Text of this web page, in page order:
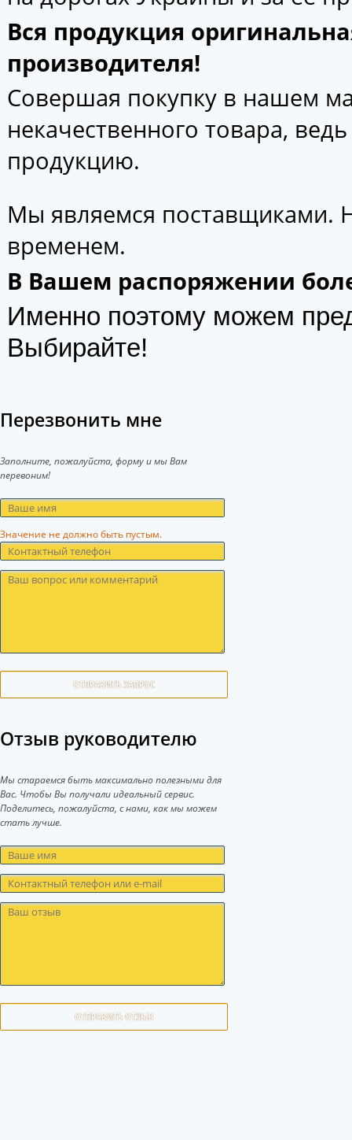
Вся продукция
производителя!
Совершая покупку в нашем
некачественного товара,
продукцию.
Мы являемся поставщиками.
временем.
В Вашем распоряжении
Именно поэтому можем
Выбирайте!
Перезвонить мне
Заполните, пожалуйста, форму и мы Вам
перевоним!
Значение не должно быть пустым.
ОТПРАВИТЬ ЗАПРОС
Отзыв руководителю
Мы стараемся быть максимально полезными для
Вас. Чтобы Вы получали идеальный сервис.
Поделитесь, пожалуйста, с нами, как мы можем
стать лучше.
ОТПРАВИТЬ ОТЗЫВ